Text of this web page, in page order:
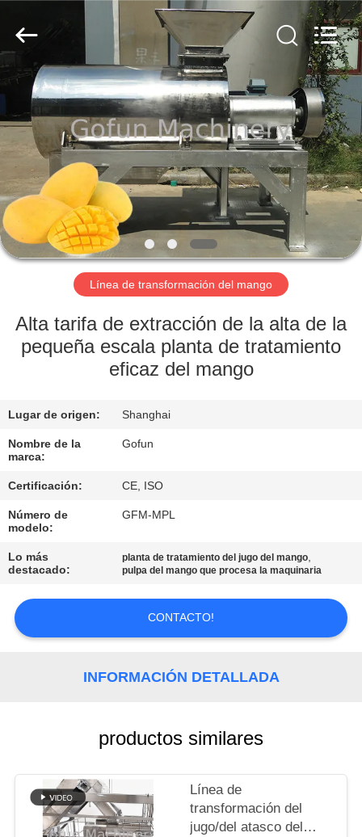
HOGAR
PRODUCTOS
VIDEOS
VR
SHOW
SOBRE
NOSOTROS
DE
LA
CONTROL
DE
CALIDAD
ÉNTRENOS
CONTACTO
CASOS
Co.,
All
Rights
Reserved.
Línea de transformación del mango
Alta tarifa de extracción de la alta de la
pequeña escala planta de tratamiento
eficaz del mango
Lugar de origen: Shanghai
Nombre de la
marca:
Gofun
Certificación: CE, ISO
Número de
modelo:
GFM-MPL
Lo más
destacado:
planta de tratamiento del jugo del mango,
pulpa del mango que procesa la maquinaria
CONTACTO!
INFORMACIÓN DETALLADA
productos similares
Línea de
transformación del
jugo/del atasco del